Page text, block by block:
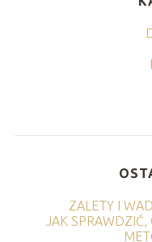
ZALETY I
JAK